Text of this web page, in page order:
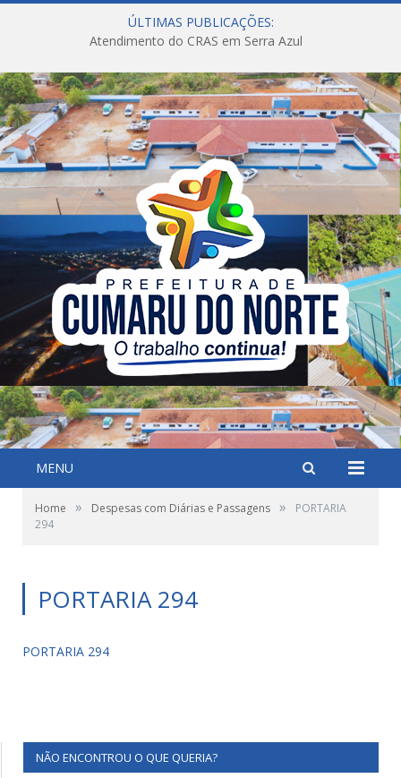
ÚLTIMAS PUBLICAÇÕES:
Atendimento do CRAS em Serra Azul
MENU
Home » Despesas com Diárias e Passagens »
PORTARIA
294
PORTARIA 294
PORTARIA 294
NÃO ENCONTROU O QUE QUERIA?